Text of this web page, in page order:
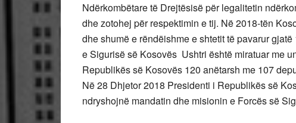
Ndërkombëtare të Drejtësisë për legalitetin
dhe zotohej për respektimin e tij. Në 2018-tën
dhe shumë e rëndëishme e shtetit të pavarur
e Sigurisë së Kosovës Ushtri është miratuar me
Republikës së Kosovës 120 anëtarsh me 107
Në 28 Dhjetor 2018 Presidenti i Republikës së
ndryshojnë mandatin dhe misionin e Forcës së